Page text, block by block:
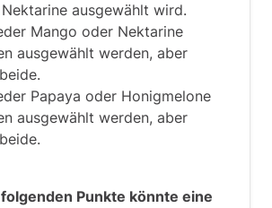
diesen Zusammenhang
hast wird die Beziehung
den Gruppen klarer. Die
beider Aussagen führt zu:
→ Tänzerin → schlank
ausgewählt wird.
Mango oder Nektarine
ausgewählt werden, aber
Papaya oder Honigmelone
ausgewählt werden, aber
Punkte könnte eine